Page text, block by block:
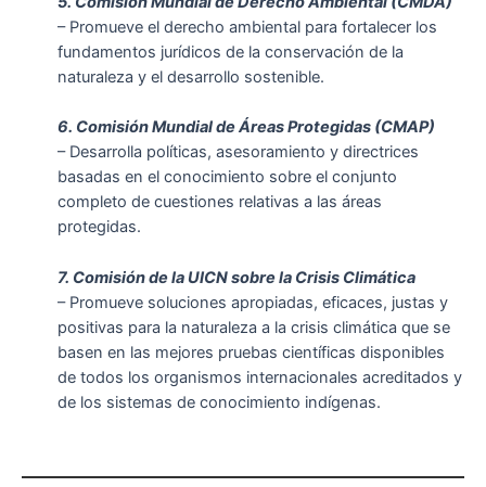
– Promueve el derecho ambiental para fortalecer los
fundamentos jurídicos de la conservación de la
naturaleza y el desarrollo sostenible.
6. Comisión Mundial de Áreas Protegidas (CMAP)
– Desarrolla políticas, asesoramiento y directrices
basadas en el conocimiento sobre el conjunto
completo de cuestiones relativas a las áreas
protegidas.
7. Comisión de la UICN sobre la Crisis Climática
– Promueve soluciones apropiadas, eficaces, justas y
positivas para la naturaleza a la crisis climática que se
basen en las mejores pruebas científicas disponibles
de todos los organismos internacionales acreditados y
de los sistemas de conocimiento indígenas.